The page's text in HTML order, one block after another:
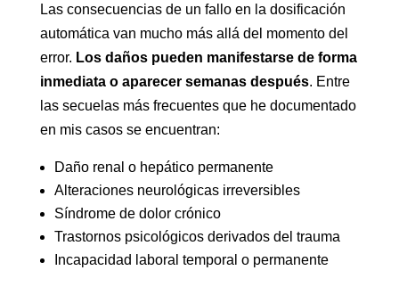
Las consecuencias de un fallo en la dosificación
automática van mucho más allá del momento del
error. Los daños pueden manifestarse de forma
inmediata o aparecer semanas después. Entre
las secuelas más frecuentes que he documentado
en mis casos se encuentran:
Daño renal o hepático permanente
Alteraciones neurológicas irreversibles
Síndrome de dolor crónico
Trastornos psicológicos derivados del trauma
Incapacidad laboral temporal o permanente